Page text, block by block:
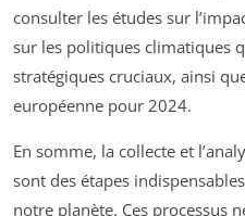
consulter les études sur
sur les politiques climatiques
stratégiques cruciaux, ainsi
européenne pour 2024.
En somme, la collecte et
sont des étapes
notre planète. Ces processus